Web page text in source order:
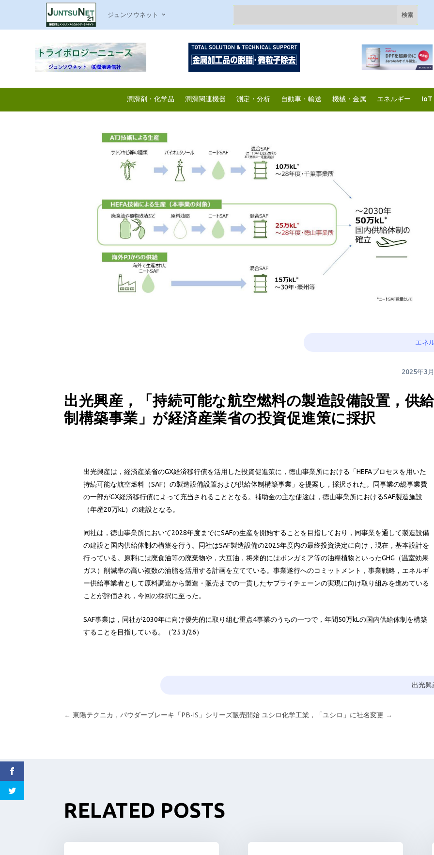
ジュンツウネット
潤滑剤・化学品 潤滑関連機器 測定・分析 自動車・輸送 機械・金属 エネルギー IoT
エネ
2025年3
出光興産，「持続可能な航空燃料の製造設備設置，供
制構築事業」が経済産業省の投資促進策に採択
出光興産は，経済産業省のGX経済移行債を活用した投資促進策に，徳山事業所における「HEFAプロセスを用いた
持続可能な航空燃料（SAF）の製造設備設置および供給体制構築事業」を提案し，採択された。同事業の総事業費
の一部がGX経済移行債によって充当されることとなる。補助金の主な使途は，徳山事業所におけるSAF製造施設
（年産20万kL）の建設となる。
同社は，徳山事業所において2028年度までにSAFの生産を開始することを目指しており，同事業を通して製造設備
の建設と国内供給体制の構築を行う。同社はSAF製造設備の2025年度内の最終投資決定に向け，現在，基本設計を
行っている。原料には廃食油等の廃棄物や，大豆油，将来的にはボンガミア等の油糧植物といったGHG（温室効果
ガス）削減率の高い複数の油脂を活用する計画を立てている。事業遂行へのコミットメント，事業戦略，エネルギ
ー供給事業者として原料調達から製造・販売までの一貫したサプライチェーンの実現に向け取り組みを進めている
ことが評価され，今回の採択に至った。
SAF事業は，同社が2030年に向け優先的に取り組む重点4事業のうちの一つで，年間50万kLの国内供給体制を構築
することを目指している。（’25 3/26）
出光興
← 東陽テクニカ，パウダーブレーキ「PB-IS」シリーズ販売開始 ユシロ化学工業，「ユシロ」に社名変更 →
RELATED POSTS